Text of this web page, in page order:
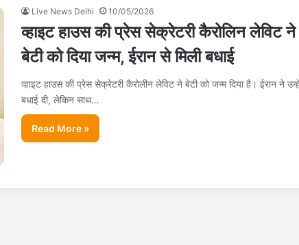
Live News Delhi 10/05/2026
व्हाइट हाउस की प्रेस सेक्रेटरी कैरोलिन लेविट ने
बेटी को दिया जन्म, ईरान से मिली बधाई
व्हाइट हाउस की प्रेस सेक्रेटरी कैरोलीन लेविट ने बेटी को जन्म दिया है। ईरान ने
बधाई दी, लेकिन साथ…
Read More »